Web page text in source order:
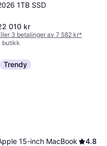
1TB SSD
010 kr
3 betalinger av 7 582 kr*
butikk
Trendy
15-inch MacBook
4.8